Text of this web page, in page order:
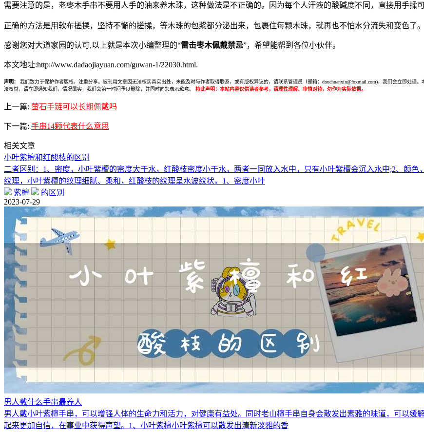
需要注意的是，老枣木手串不要用人手的油来养木珠，这种做法是不正确的。因为每个人汗液的酸碱度不同，直接用手揉
正确的方法是用软布搓揉，坚持不懈的搓揉，等木珠的包浆都分泌出来，包裹住每颗木珠，就再也不怕水分流失和变色了。
感谢您对大道家园的认可,以上就是本次小编整理的“雷击枣木佩戴禁忌”，希望能帮到各位小伙伴。
本文地址:http://www.dadaojiayuan.com/guwan-1/22030.html.
声明：
我们致力于保护作者版权，注重分享。被刊用文章因无法核实真实出处，未能及时与作者取得联系，或有版权异议的，请联系管理员（邮箱：douchuanxin@foxmail.com)，我们会立即处
法权益，请立即通知我们，情况属实，我们会第一时间予以删除，并同时向您表示歉意。
特此声明：本站内容仅供读者参考，请理性理解、审慎对待，勿作为实际依据。
上一篇: 萤石手链可以长期佩戴吗
下一篇: 手串14颗代表什么意思
相关文章
小叶紫檀和红酸枝的区别
二者区别：1、密度，小叶紫檀的密度大于水，红酸枝密度小于水，两者一同放入水中，只有小叶紫檀会沉入水中;2、颜色
纹理，小叶紫檀的纹理细腻、柔和，红酸枝的纹理呈水波纹状。1、密度小叶
紫檀
的区别
2023-07-29
男人戴什么手串最养人
男人戴小叶紫檀手串，可以增强人体的生命力和活力，对健康有益处。同时老山檀手串自身会散发出素雅的味道，可以
起来更加自信，在事业中获得声望。1、小叶紫檀小叶紫檀可以散发出清新淡雅的香